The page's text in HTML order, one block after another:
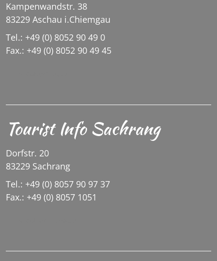
Kampenwandstr. 38
83229 Aschau i.Chiemgau
Tel.: +49 (0) 8052 90 49 0
Fax.: +49 (0) 8052 90 49 45
Tourist Info Sachrang
Dorfstr. 20
83229 Sachrang
Tel.: +49 (0) 8057 90 97 37
Fax.: +49 (0) 8057 1051